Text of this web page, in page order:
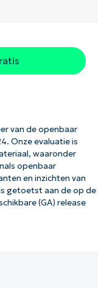
van de openbaar
Onze evaluatie is
waaronder
openbaar
en inzichten van
getoetst aan de op de
(GA) release